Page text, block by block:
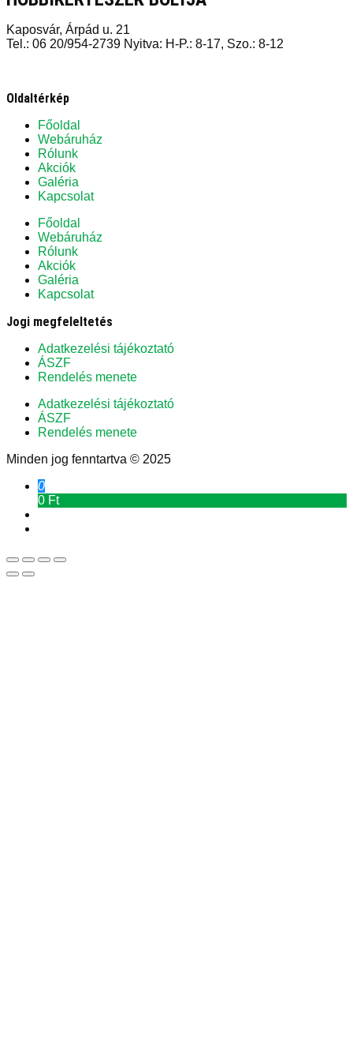
Kaposvár, Árpád u. 21
Tel.: 06 20/954-2739 Nyitva: H-P.: 8-17, Szo.: 8-12
Oldaltérkép
Főoldal
Webáruház
Rólunk
Akciók
Galéria
Kapcsolat
Főoldal
Webáruház
Rólunk
Akciók
Galéria
Kapcsolat
Jogi megfeleltetés
Adatkezelési tájékoztató
ÁSZF
Rendelés menete
Adatkezelési tájékoztató
ÁSZF
Rendelés menete
Minden jog fenntartva © 2025
0
0 Ft